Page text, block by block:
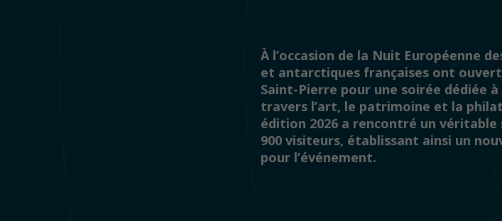
À l’occasion de la Nuit Européenne
et antarctiques françaises ont
Saint-Pierre pour une soirée dédiée
travers l’art, le patrimoine et la
édition 2026 a rencontré un véritable
900 visiteurs, établissant ainsi un
pour l’événement.